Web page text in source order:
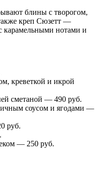
блины с творогом,
креп Сюзетт —
карамельными нотами и
креветкой и икрой
сметаной — 490 руб.
соусом и ягодами —
руб.
— 250 руб.